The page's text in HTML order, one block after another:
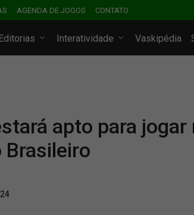
AGENDA DE JOGOS CONTATO
Interatividade Vaskipédia
apto para jogar
Brasileiro